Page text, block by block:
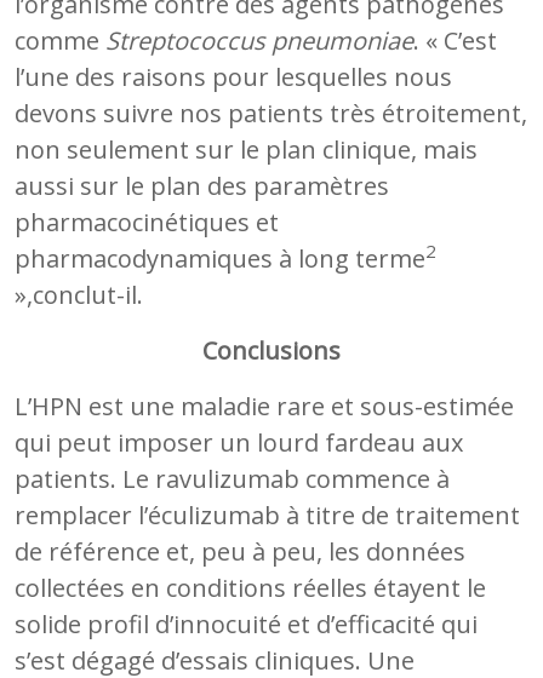
comme Streptococcus pneumoniae. « C’est
l’une des raisons pour lesquelles nous
devons suivre nos patients très étroitement,
non seulement sur le plan clinique, mais
aussi sur le plan des paramètres
pharmacocinétiques et
pharmacodynamiques à long terme2
»,conclut-il.
Conclusions
L’HPN est une maladie rare et sous-estimée
qui peut imposer un lourd fardeau aux
patients. Le ravulizumab commence à
remplacer l’éculizumab à titre de traitement
de référence et, peu à peu, les données
collectées en conditions réelles étayent le
solide profil d’innocuité et d’efficacité qui
s’est dégagé d’essais cliniques. Une